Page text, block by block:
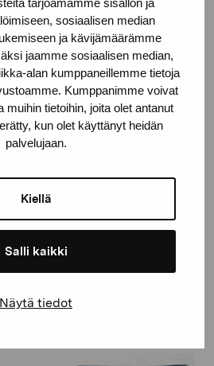
tarjoamamme sisällön ja
sosiaalisen median
ja kävijämäärämme
jaamme sosiaalisen median,
alan kumppaneillemme tietoja
Kumppanimme voivat
muihin tietoihin, joita olet antanut
kun olet käyttänyt heidän
palvelujaan.
Kiellä
Salli kaikki
Näytä tiedot